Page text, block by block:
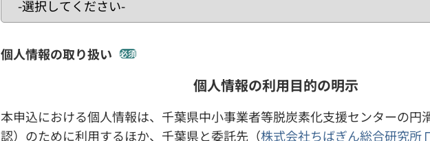
個人情報の取り扱い 必須
個人情報の利用目的の明示
本申込における個人情報は、千葉県中小事業者等脱炭素化支援センターの円
認）のために利用するほか、千葉県と委託先（株式会社ちばぎん総合研究所